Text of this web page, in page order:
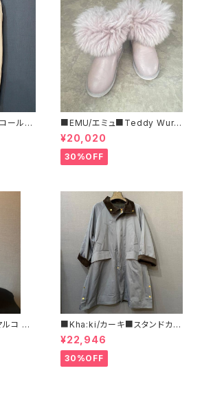
ール天
とバ
■EMU/エミュ■Teddy Wurr
en■撥水サイドジッパーブーツ
¥20,020
30%OFF
コ マ
着BA
■Kha:ki/カーキ■スタンドカラ
ー・コート■
¥22,946
30%OFF